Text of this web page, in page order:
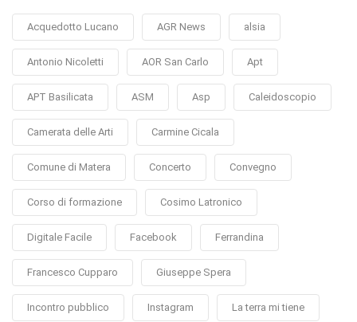
Acquedotto Lucano AGR News alsia
Antonio Nicoletti AOR San Carlo Apt
APT Basilicata ASM Asp Caleidoscopio
Camerata delle Arti Carmine Cicala
Comune di Matera Concerto Convegno
Corso di formazione Cosimo Latronico
Digitale Facile Facebook Ferrandina
Francesco Cupparo Giuseppe Spera
Incontro pubblico Instagram La terra mi tiene